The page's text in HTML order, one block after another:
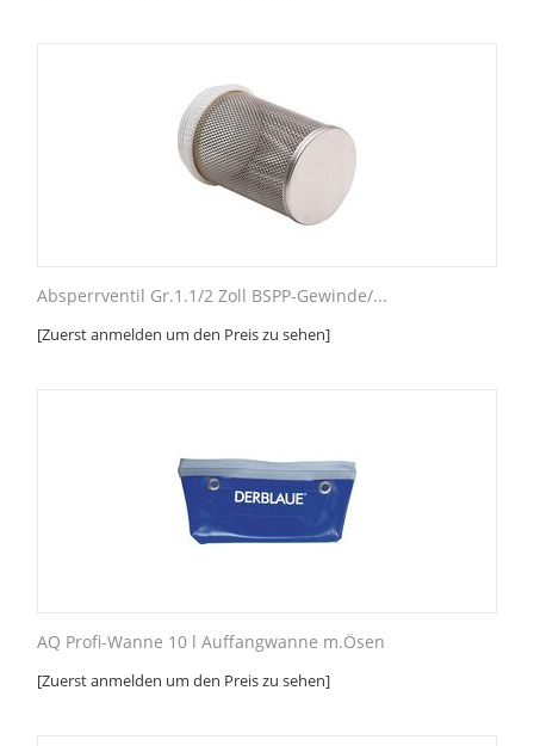
Absperrventil Gr.1.1/2 Zoll BSPP-Gewinde/...
[Zuerst anmelden um den Preis zu sehen]
AQ Profi-Wanne 10 l Auffangwanne m.Ösen
[Zuerst anmelden um den Preis zu sehen]